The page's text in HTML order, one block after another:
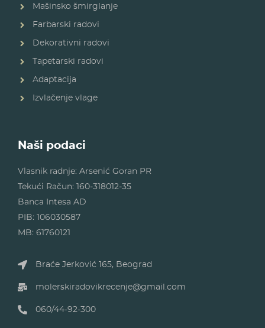
Mašinsko šmirglanje
Farbarski radovi
Dekorativni radovi
Tapetarski radovi
Adaptacija
Izvlačenje vlage
Naši podaci
Vlasnik radnje: Arsenić Goran PR
Tekući Račun: 160-318012-35
Banca Intesa AD
PIB: 106030587
MB: 61760121
Braće Jerković 165, Beograd
molerskiradovikrecenje@gmail.com
060/44-92-300